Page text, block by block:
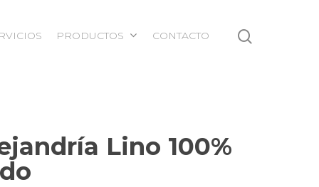
PRODUCTOS CONTACTO
Lino 100%